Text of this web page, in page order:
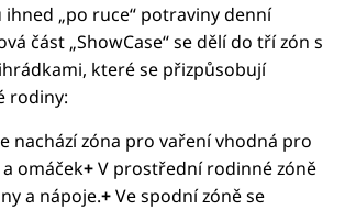
ihned „po ruce“ potraviny denní
část „ShowCase“ se dělí do tří zón s
které se přizpůsobují
rodiny:
nachází zóna pro vaření vhodná pro
omáček+V prostřední rodinné zóně
a nápoje.+Ve spodní zóně se